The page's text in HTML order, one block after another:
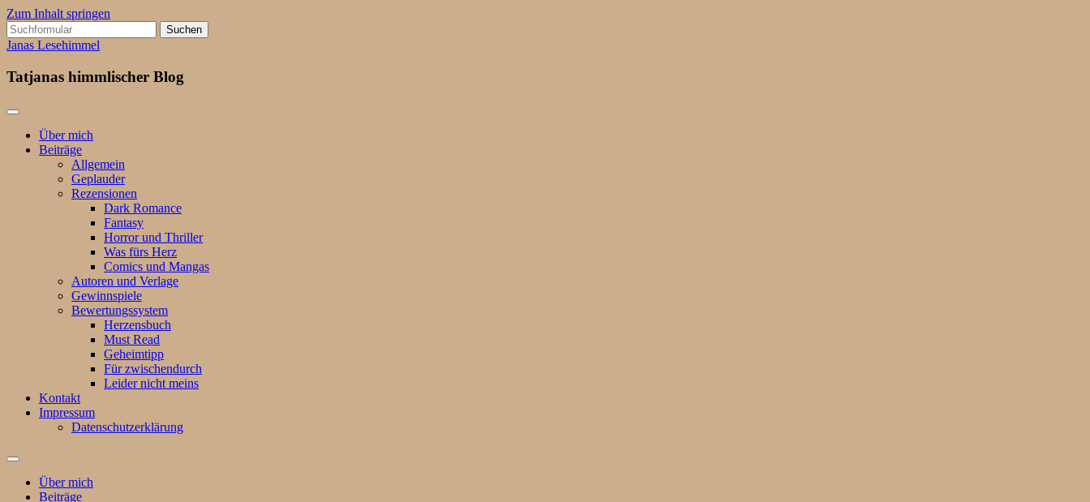
Zum Inhalt springen
Suchen
nach:
Janas Lesehimmel
Tatjanas himmlischer Blog
Über mich
Beiträge
Allgemein
Geplauder
Rezensionen
Dark Romance
Fantasy
Horror und Thriller
Was fürs Herz
Comics und Mangas
Autoren und Verlage
Gewinnspiele
Bewertungssystem
Herzensbuch
Must Read
Geheimtipp
Für zwischendurch
Leider nicht meins
Kontakt
Impressum
Datenschutzerklärung
Suchfeld
ein-/ausblenden
Über mich
Beiträge